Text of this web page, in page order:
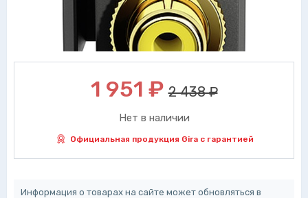
1 951 ₽ 2 438 ₽
Нет в наличии
Официальная продукция Gira с гарантией
Информация о товарах на сайте может обновляться в